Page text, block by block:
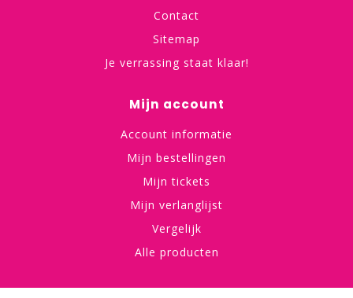
Contact
Sitemap
Je verrassing staat klaar!
Mijn account
Account informatie
Mijn bestellingen
Mijn tickets
Mijn verlanglijst
Vergelijk
Alle producten